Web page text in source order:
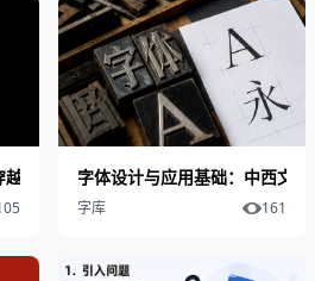
火线》定制字体发布
字体设计与应用基础：中西文
字库 161